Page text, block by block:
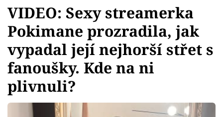
Témata
Showbyznys
Youtubeři
Virály
VIDEO: Sexy streamerka
Pokimane prozradila, jak
vypadal její nejhorší střet s
fanoušky. Kde na ni
plivnuli?